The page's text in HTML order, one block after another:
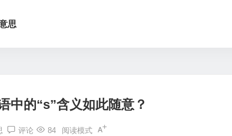
思
中的“s”含义如此随意？
评论 84 阅读模式